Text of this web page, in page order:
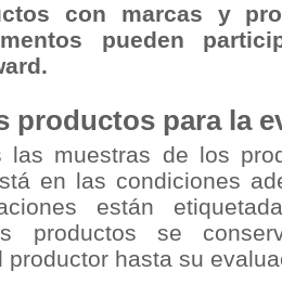
con marcas y
pueden
productos para la
las muestras de los
en las condiciones
están
productos se
productor hasta su